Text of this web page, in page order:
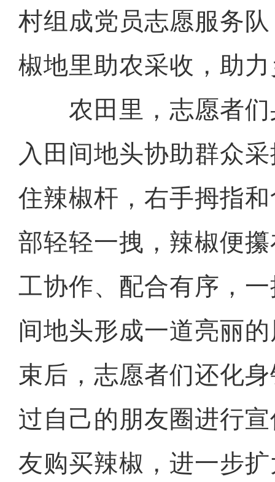
村组成党员志愿服务
椒地里助农采收，助
农田里，志愿者们
入田间地头协助群众
住辣椒杆，右手拇指
部轻轻一拽，辣椒便
工协作、配合有序，一
间地头形成一道亮丽
束后，志愿者们还化
过自己的朋友圈进行
友购买辣椒，进一步